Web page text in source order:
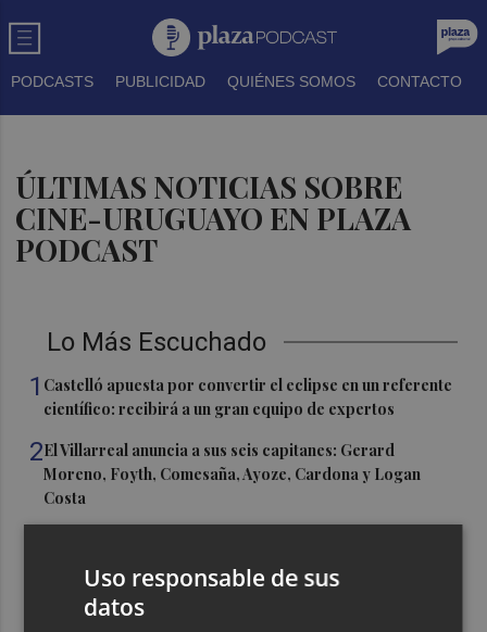
PODCASTS PUBLICIDAD QUIÉNES SOMOS CONTACTO
ÚLTIMAS NOTICIAS SOBRE
CINE-URUGUAYO EN PLAZA
PODCAST
Lo Más Escuchado
1 Castelló apuesta por convertir el eclipse en un referente
científico: recibirá a un gran equipo de expertos
2El Villarreal anuncia a sus seis capitanes: Gerard
Moreno, Foyth, Comesaña, Ayoze, Cardona y Logan
Costa
San Javier da viabilidad al nuevo contrato del transporte
Uso responsable de sus
datos